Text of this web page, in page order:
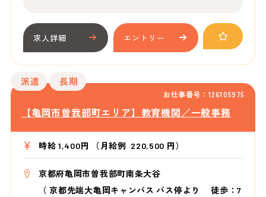
求人詳細 エントリー
お仕事番号：126105975
派遣 長期
【亀岡市曽我部町エリア】教育機関／一般事務
時給 1,400円 （月給例 220,500 円）
京都府亀岡市曽我部町南条大谷
（京都先端大亀岡キャンパス バス停より徒歩：7